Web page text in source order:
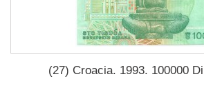
(27) Croacia. 1993. 100000